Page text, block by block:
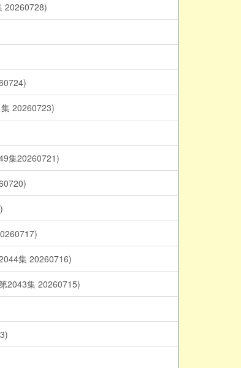
20260728)
20260723)
集20260721)
集 20260716)
2043集 20260715)